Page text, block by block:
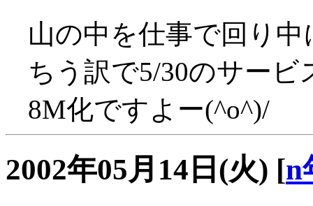
山の中を仕事で回り
ちう訳で5/30のサー
8M化ですよー(^o^)/
2002年05月14日(火) [n